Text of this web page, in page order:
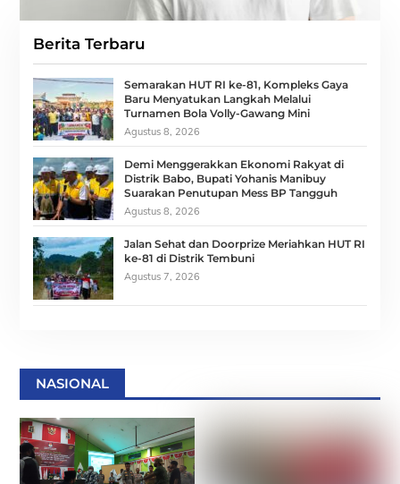
Berita Terbaru
Semarakan HUT RI ke-81, Kompleks Gaya
Baru Menyatukan Langkah Melalui
Turnamen Bola Volly-Gawang Mini
Agustus 8, 2026
Demi Menggerakkan Ekonomi Rakyat di
Distrik Babo, Bupati Yohanis Manibuy
Suarakan Penutupan Mess BP Tangguh
Agustus 8, 2026
Jalan Sehat dan Doorprize Meriahkan HUT RI
ke-81 di Distrik Tembuni
Agustus 7, 2026
NASIONAL